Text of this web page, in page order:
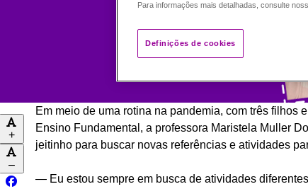
+
–
Em meio de uma rotina na pandemia, com três filhos
Ensino Fundamental, a professora Maristela Muller
jeitinho para buscar novas referências e atividades
— Eu estou sempre em busca de atividades
Para informações mais detalhadas, consulte
Definições de cookies